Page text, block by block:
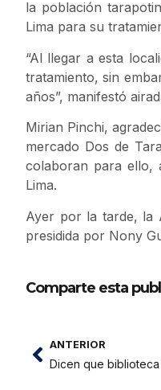
la población
Lima para su
“Al llegar a esta
tratamiento, sin
años”, manifestó
Mirian Pinchi,
mercado Dos de
colaboran para ello,
Lima.
Ayer por la tarde, la
presidida por Nony
Comparte esta
ANTERIOR